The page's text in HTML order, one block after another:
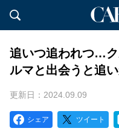
追いつ追われつ…
ルマと出会うと追
更新日：2024.09.09
シェア ツイート